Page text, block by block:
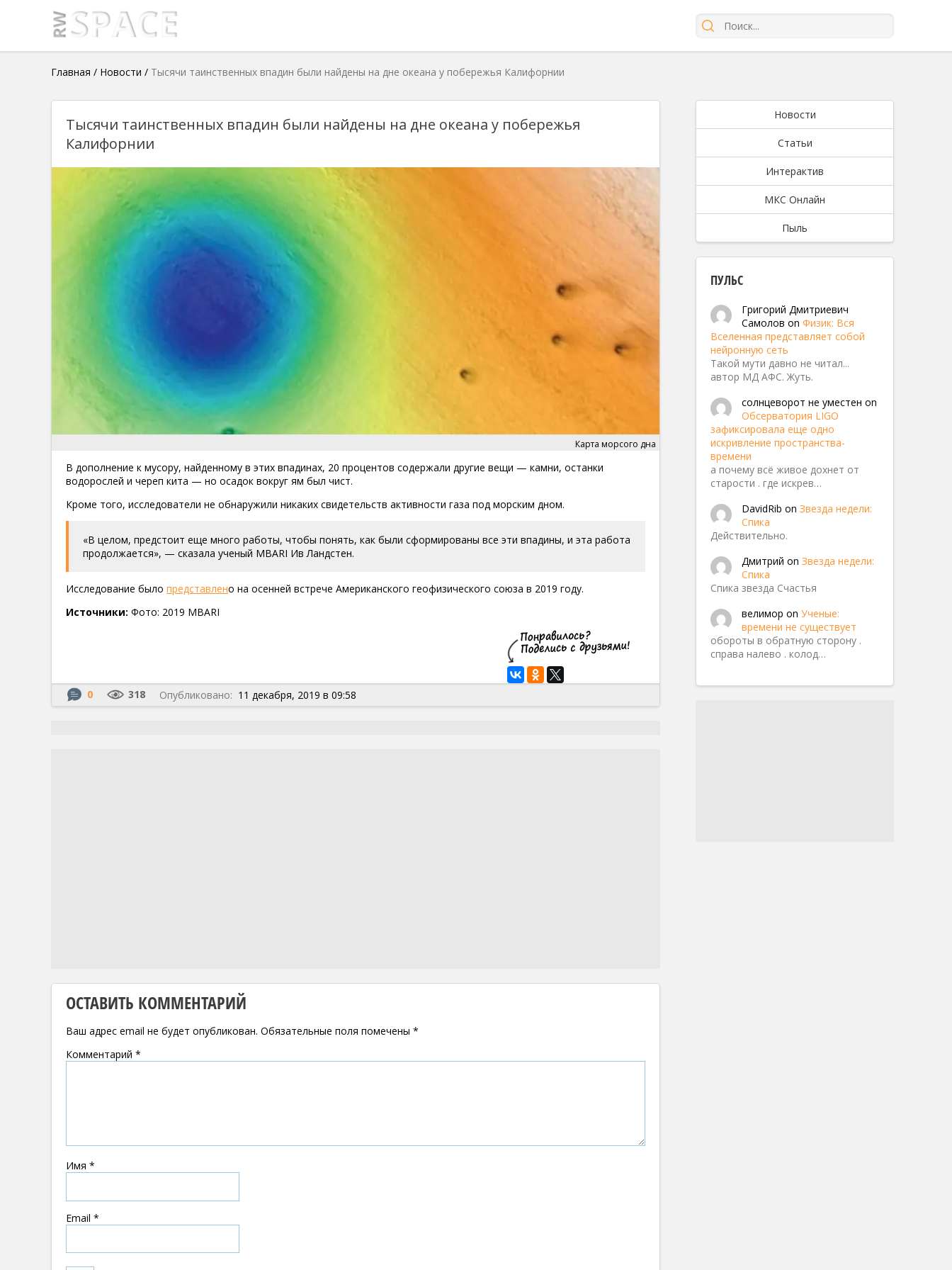
Главная / Новости / Тысячи таинственных впадин были найдены на дне океана у побережья Калифорнии
Тысячи таинственных впадин были найдены на дне океана у побережья
Калифорнии
Карта морсого дна
В дополнение к мусору, найденному в этих впадинах, 20 процентов содержали другие вещи — камни, останки
водорослей и череп кита — но осадок вокруг ям был чист.
Кроме того, исследователи не обнаружили никаких свидетельств активности газа под морским дном.
«В целом, предстоит еще много работы, чтобы понять, как были сформированы все эти впадины, и эта работа
продолжается», — сказала ученый MBARI Ив Ландстен.
Исследование было представлено на осенней встрече Американского геофизического союза в 2019 году.
Источники: Фото: 2019 MBARI
0 318 Опубликовано: 11 декабря, 2019 в 09:58
ОСТАВИТЬ КОММЕНТАРИЙ
Ваш адрес email не будет опубликован. Обязательные поля помечены *
Комментарий *
Имя *
Email *
Новости
Статьи
Интерактив
МКС Онлайн
Пыль
ПУЛЬС
Григорий Дмитриевич
Самолов on Физик: Вся
Вселенная представляет собой
нейронную сеть
Такой мути давно не читал...
автор МД АФС. Жуть.
солнцеворот не уместен on
Обсерватория LIGO
зафиксировала еще одно
искривление пространства-
времени
а почему всё живое дохнет от
старости . где искрев…
DavidRib on Звезда недели:
Спика
Действительно.
Дмитрий on Звезда недели:
Спика
Спика звезда Счастья
велимор on Ученые:
времени не существует
обороты в обратную сторону .
справа налево . колод…